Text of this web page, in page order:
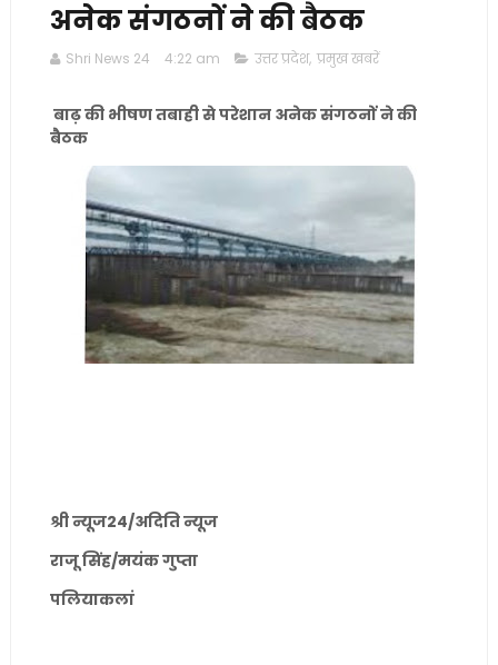
अनेक संगठनों ने की बैठक
Shri News 24 4:22 am उत्तर प्रदेश, प्रमुख खबरें
बाढ़ की भीषण तबाही से परेशान अनेक संगठनों ने की
बैठक
श्री न्यूज24/अदिति न्यूज
राजू सिंह/मयंक गुप्ता
पलियाकलां